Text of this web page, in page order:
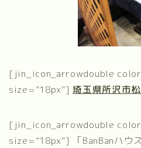
[jin_icon_arrowdouble
size=”18px”]埼玉県所沢市
[jin_icon_arrowdouble
size=”18px”]
「BanBanハ